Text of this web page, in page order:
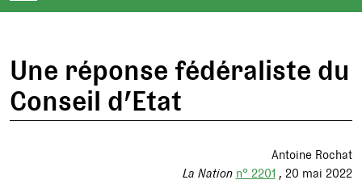
Une réponse fédéraliste du
Conseil d’Etat
Antoine Rochat
La Nation n° 2201 20 mai 2022